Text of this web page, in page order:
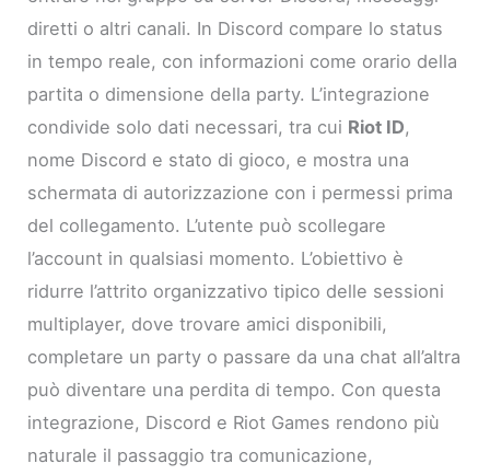
diretti o altri canali. In Discord compare lo status
in tempo reale, con informazioni come orario della
partita o dimensione della party. L’integrazione
condivide solo dati necessari, tra cui Riot ID,
nome Discord e stato di gioco, e mostra una
schermata di autorizzazione con i permessi prima
del collegamento. L’utente può scollegare
l’account in qualsiasi momento. L’obiettivo è
ridurre l’attrito organizzativo tipico delle sessioni
multiplayer, dove trovare amici disponibili,
completare un party o passare da una chat all’altra
può diventare una perdita di tempo. Con questa
integrazione, Discord e Riot Games rendono più
naturale il passaggio tra comunicazione,